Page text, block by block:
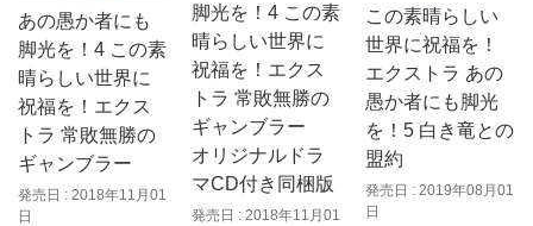
あの愚か者にも
脚光を！4 この素
晴らしい世界に
祝福を！エクス
トラ 常敗無勝の
ギャンブラー
発売日 : 2018年11月01
日
脚光を！4 この素
晴らしい世界に
祝福を！エクス
トラ 常敗無勝の
ギャンブラー
オリジナルドラ
マCD付き同梱版
発売日 : 2018年11月01
この素晴らしい
世界に祝福を！
エクストラ あの
愚か者にも脚光
を！5 白き竜との
盟約
発売日 : 2019年08月01
日